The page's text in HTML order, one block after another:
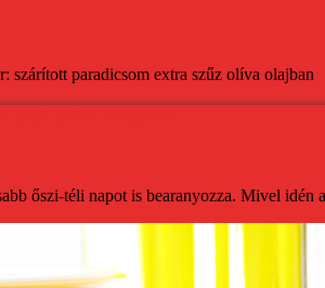
szárított paradicsom extra szűz olíva olajban
őszi-téli napot is bearanyozza. Mivel idén